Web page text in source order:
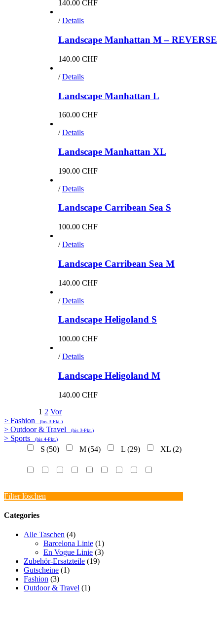
140.00 CHF
/ Details
Landscape Manhattan M – REVERSE
140.00 CHF
/ Details
Landscape Manhattan L
160.00 CHF
/ Details
Landscape Manhattan XL
190.00 CHF
/ Details
Landscape Carribean Sea S
100.00 CHF
/ Details
Landscape Carribean Sea M
140.00 CHF
/ Details
Landscape Heligoland S
100.00 CHF
/ Details
Landscape Heligoland M
140.00 CHF
1 2 Vor
> Fashion (bis 3-Pkt.)
> Outdoor & Travel (bis 3-Pkt.)
> Sports (bis 4-Pkt.)
S (50) M(54) L (29) XL (2)
Filter löschen
Categories
Alle Taschen (4)
Barcelona Linie (1)
En Vogue Linie (3)
Zubehör-Ersatzteile (19)
Gutscheine (1)
Fashion (3)
Outdoor & Travel (1)